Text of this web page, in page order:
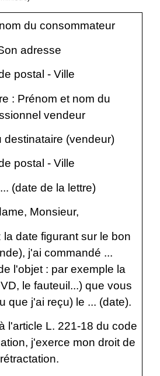
du consommateur
adresse
postal - Ville
: Prénom et nom du
vendeur
destinataire (vendeur)
postal - Ville
(date de la lettre)
Monsieur,
la date figurant sur le bon
j'ai commandé ...
l'objet : par exemple la
le fauteuil...) que vous
que j'ai reçu) le ... (date).
l'article L. 221-18 du code
j'exerce mon droit de
rétractation.